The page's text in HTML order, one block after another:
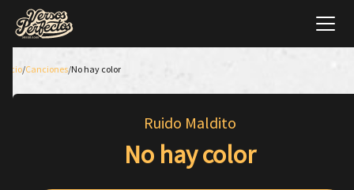
Inicio/Canciones/No hay color
Ruido Maldito
No hay color